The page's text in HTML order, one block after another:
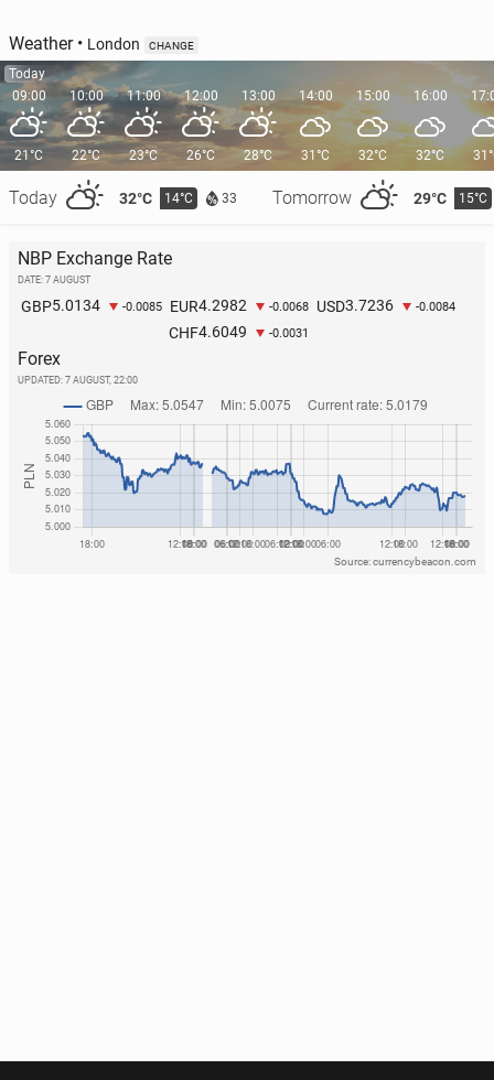
Weather• London CHANGE
Today
09:00
21°C
Today 32°C 14°C 33 Tomorrow 29°C 15°C
10:00
22°C
11:00
23°C
12:00
26°C
13:00
28°C
14:00
31°C
15:00
32°C
16:00
32°C
NBP Exchange Rate
DATE: 7 AUGUST
GBP5.0134 -0.0085 EUR4.2982 -0.0068 USD3.7236 -0.0084
CHF4.6049 -0.0031
Forex
UPDATED: 7 AUGUST, 22:00
Source: currencybeacon.com